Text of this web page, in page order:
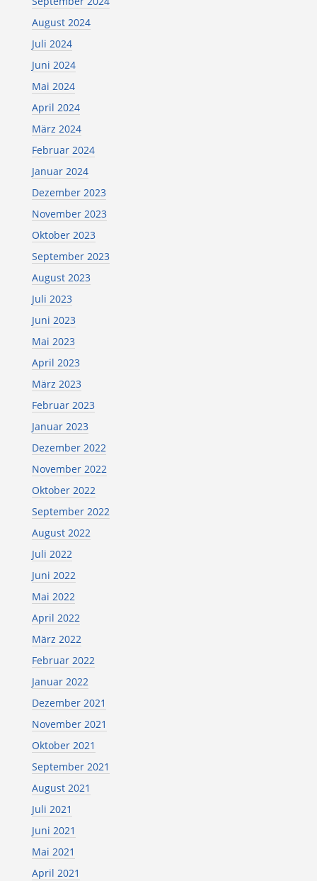
August 2024
Juli 2024
Juni 2024
Mai 2024
April 2024
März 2024
Februar 2024
Januar 2024
Dezember 2023
November 2023
Oktober 2023
September 2023
August 2023
Juli 2023
Juni 2023
Mai 2023
April 2023
März 2023
Februar 2023
Januar 2023
Dezember 2022
November 2022
Oktober 2022
September 2022
August 2022
Juli 2022
Juni 2022
Mai 2022
April 2022
März 2022
Februar 2022
Januar 2022
Dezember 2021
November 2021
Oktober 2021
September 2021
August 2021
Juli 2021
Juni 2021
Mai 2021
April 2021